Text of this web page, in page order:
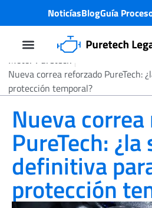
NoticíasBlogGuía
Motor Puretech
Nueva correa reforzado PureTech:
protección temporal?
Nueva
PureTech:
definitiva
protección